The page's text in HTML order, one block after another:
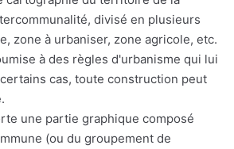
divisé en plusieurs
zone à urbaniser, zone agricole, etc.
à des règles d'urbanisme qui lui
cas, toute construction peut
une partie graphique composé
(ou du groupement de